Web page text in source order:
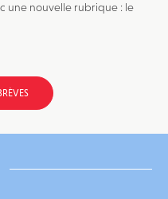
une nouvelle rubrique : le